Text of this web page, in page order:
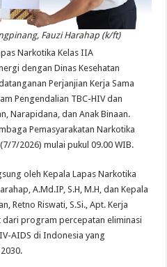
Fauzi Harahap (k/ft)
Narkotika Kelas IIA
dengan Dinas Kesehatan
Perjanjian Kerja Sama
Pengendalian TBC-HIV dan
Narapidana, dan Anak Binaan.
Pemasyarakatan Narkotika
7/2026) mulai pukul 09.00 WIB.
oleh Kepala Lapas Narkotika
A.Md.IP, S.H, M.H, dan Kepala
Retno Riswati, S.Si., Apt. Kerja
dari program percepatan eliminasi
AIDS di Indonesia yang